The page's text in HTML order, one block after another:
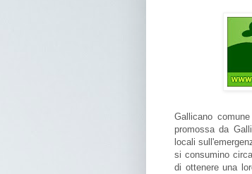
Gallicano
promossa da
locali
si consumino
di ottenere una